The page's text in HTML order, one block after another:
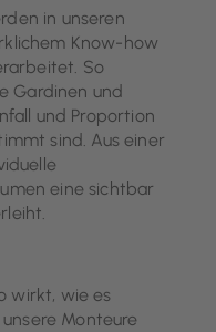
in unseren
Know-how
So
Gardinen und
und Proportion
sind. Aus einer
eine sichtbar
wirkt, wie es
Monteure